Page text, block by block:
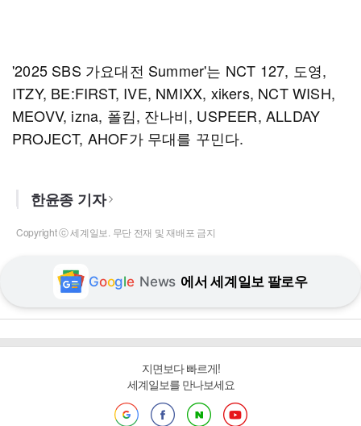
'2025 SBS 가요대전 Summer'는 NCT 127, 도영,
ITZY, BE:FIRST, IVE, NMIXX, xikers, NCT WISH,
MEOVV, izna, 폴킴, 잔나비, USPEER, ALLDAY
PROJECT, AHOF가 무대를 꾸민다.
한윤종 기자
Copyright ⓒ 세계일보. 무단 전재 및 재배포 금지
Google News 에서 세계일보 팔로우
지면보다 빠르게!
세계일보를 만나보세요